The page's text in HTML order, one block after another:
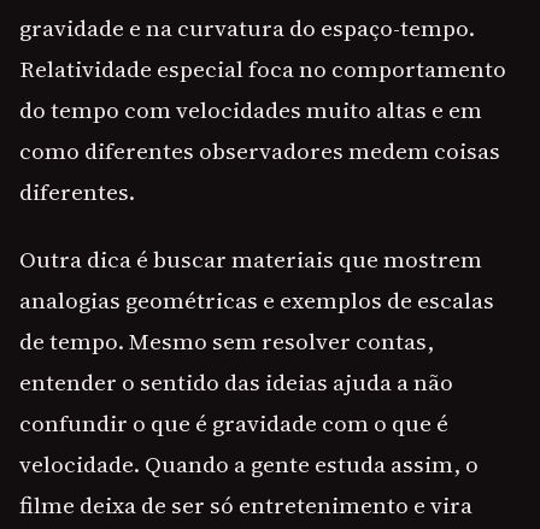
gravidade e na curvatura do espaço-tempo.
Relatividade especial foca no comportamento
do tempo com velocidades muito altas e em
como diferentes observadores medem coisas
diferentes.
Outra dica é buscar materiais que mostrem
analogias geométricas e exemplos de escalas
de tempo. Mesmo sem resolver contas,
entender o sentido das ideias ajuda a não
confundir o que é gravidade com o que é
velocidade. Quando a gente estuda assim, o
filme deixa de ser só entretenimento e vira